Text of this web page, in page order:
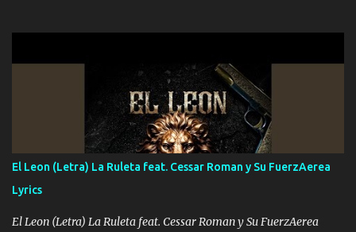
corriente no quieren verte subir de level trucha mis plebes Música
A veces me pongo un sombrero a veces me ven la cachucha de lado
con la mirada siempre en alto A veces me fajó una super o a veces
me fajó una Glock siempre armado todas las generaciones yo
traigo El chiste es que hago lo que quiero pues así soy me mandó
yo tengo el control a todos yo les paro el dedo soy hocicon un
malcriado un malandrón Que Les importa no saben nada falsas
las risas las que me miran hay gente corriente no quieren ve...
El Leon (Letra) La Ruleta feat. Cessar Roman y Su FuerzAerea
Lyrics
El Leon (Letra) La Ruleta feat. Cessar Roman y Su FuerzAerea